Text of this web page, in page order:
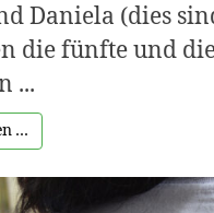
Daniela (dies
die fünfte und
...
…